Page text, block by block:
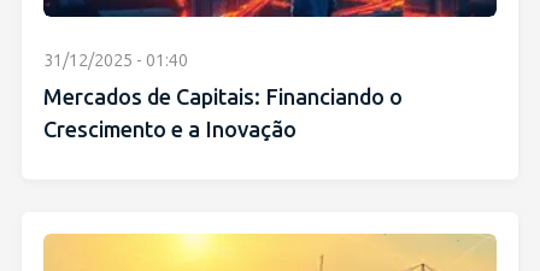
31/12/2025 - 01:40
Mercados de Capitais: Financiando o
Crescimento e a Inovação